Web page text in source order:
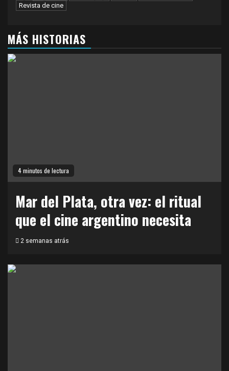
Revista de cine
MÁS HISTORIAS
4 minutos de lectura
Mar del Plata, otra vez: el ritual
que el cine argentino necesita
2 semanas atrás